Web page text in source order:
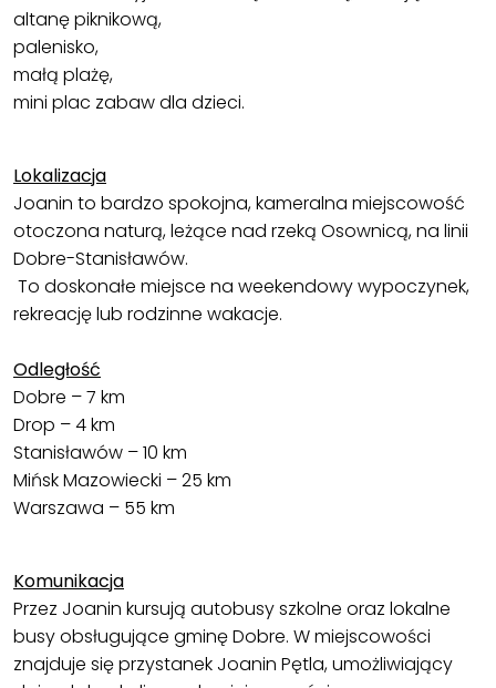
altanę piknikową,
palenisko,
małą plażę,
mini plac zabaw dla dzieci.
Lokalizacja
Joanin to bardzo spokojna, kameralna miejscowość
otoczona naturą, leżące nad rzeką Osownicą, na linii
Dobre-Stanisławów.
To doskonałe miejsce na weekendowy wypoczynek,
rekreację lub rodzinne wakacje.
Odległość
Dobre – 7 km
Drop – 4 km
Stanisławów – 10 km
Mińsk Mazowiecki – 25 km
Warszawa – 55 km
Komunikacja
Przez Joanin kursują autobusy szkolne oraz lokalne
busy obsługujące gminę Dobre. W miejscowości
znajduje się przystanek Joanin Pętla, umożliwiający